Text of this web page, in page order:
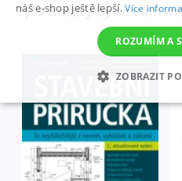
Tyto knížky by se vám
náš e-shop ještě lepší.Více
ROZUMÍM A
ZOBRAZIT
NEZBYTNÉ
FUNKČNÍ